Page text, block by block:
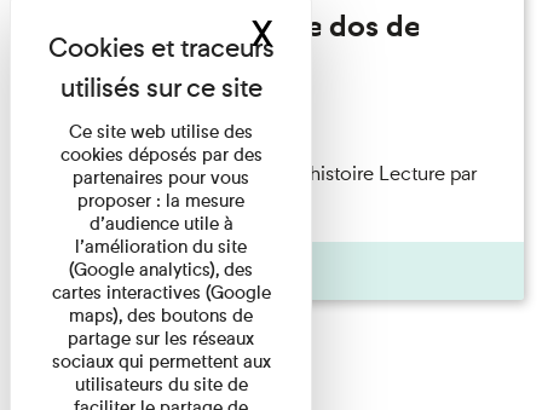
Philippe Artières - Le dos de
l'histoire
Lecture
Philippe Artières — Le dos de l’histoire Lecture par
l’auteur accompagné de ...
Pages
Ce site web utilise des
cookies déposés par des
partenaires pour vous
proposer : la mesure
d’audience utile à
l’amélioration du site
(Google analytics), des
cartes interactives (Google
maps), des boutons de
partage sur les réseaux
sociaux qui permettent aux
utilisateurs du site de
XMasquer le